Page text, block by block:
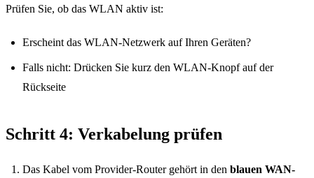
Bedienungsanleitungen
Prüfen Sie, ob das WLAN aktiv ist:
Erscheint das WLAN-Netzwerk auf Ihren Geräten?
Falls nicht: Drücken Sie kurz den WLAN-Knopf auf der
Rückseite
Schritt 4: Verkabelung prüfen
Das Kabel vom Provider-Router gehört in den blauen WAN-